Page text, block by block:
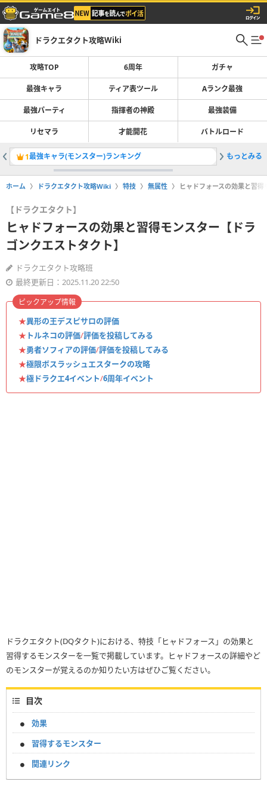
ドラクエタクト攻略Wiki
攻略TOP 6周年 ガチャ
最強キャラ ティア表ツール Aランク最強
最強パーティ 指揮者の神殿 最強装備
リセマラ 才能開花 バトルロード
1最強キャラ(モンスター)ランキング 2異形の
もっとみる
ホーム ドラクエタクト攻略Wiki 特技 無属性 ヒャドフォースの効果と習
【ドラクエタクト】
ヒャドフォースの効果と習得モンスター【ドラ
ゴンクエストタクト】
ドラクエタクト攻略班
最終更新日：2025.11.20 22:50
★異形の王デスピサロの評価
★ トルネコの評価/評価を投稿してみる
★勇者ソフィアの評価/評価を投稿してみる
★極限ボスラッシュエスタークの攻略
★極ドラクエ4イベント/6周年イベント
ピックアップ情報
ドラクエタクト(DQタクト)における、特技「ヒャドフォース」の効果と
習得するモンスターを一覧で掲載しています。ヒャドフォースの詳細やど
のモンスターが覚えるのか知りたい方はぜひご覧ください。
目次
効果
習得するモンスター
関連リンク